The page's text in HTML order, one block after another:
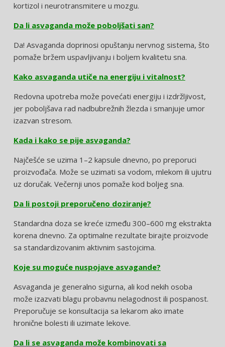
kortizol i neurotransmitere u mozgu.
Da li asvaganda može poboljšati san?
Da! Asvaganda doprinosi opuštanju nervnog sistema, što
pomaže bržem uspavljivanju i boljem kvalitetu sna.
Kako asvaganda utiče na energiju i vitalnost?
Redovna upotreba može povećati energiju i izdržljivost,
jer poboljšava rad nadbubrežnih žlezda i smanjuje umor
izazvan stresom.
Kada i kako se pije asvaganda?
Najčešće se uzima 1–2 kapsule dnevno, po preporuci
proizvođača. Može se uzimati sa vodom, mlekom ili ujutru
uz doručak. Večernji unos pomaže kod boljeg sna.
Da li postoji preporučeno doziranje?
Standardna doza se kreće između 300–600 mg ekstrakta
korena dnevno. Za optimalne rezultate birajte proizvode
sa standardizovanim aktivnim sastojcima.
Koje su moguće nuspojave asvagande?
Asvaganda je generalno sigurna, ali kod nekih osoba
može izazvati blagu probavnu nelagodnost ili pospanost.
Preporučuje se konsultacija sa lekarom ako imate
hronične bolesti ili uzimate lekove.
Da li se asvaganda može kombinovati sa